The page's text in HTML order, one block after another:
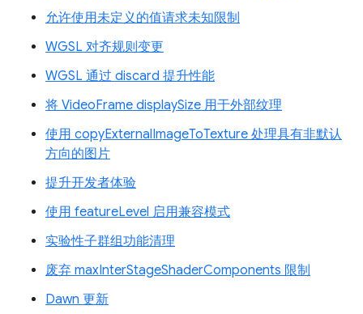
允许使用未定义的值请求未知限制
WGSL 对齐规则变更
WGSL 通过 discard 提升性能
将 VideoFrame displaySize 用于外部纹理
使用 copyExternalImageToTexture 处理具有非默认
方向的图片
提升开发者体验
使用 featureLevel 启用兼容模式
实验性子群组功能清理
废弃 maxInterStageShaderComponents 限制
Dawn 更新